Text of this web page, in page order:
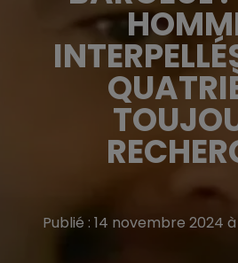
Publié : 14 novembre 2024